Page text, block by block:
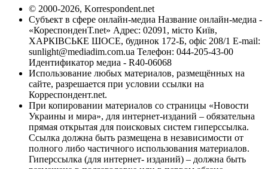
© 2000-2026, Korrespondent.net
Субъект в сфере онлайн-медиа Название онлайн-медиа -
«КореспонденТ.net» Адрес: 02091, місто Київ,
ХАРКІВСЬКЕ ШОСЕ, будинок 172-Б, офіс 208/1 E-mail:
sunlight@mediadim.com.ua Телефон: 044-205-43-00
Идентификатор медиа - R40-06068
Использование любых материалов, размещённых на
сайте, разрешается при условии ссылки на
Корреспондент.net.
При копировании материалов со страницы «Новости
Украины и мира», для интернет-изданий – обязательна
прямая открытая для поисковых систем гиперссылка.
Ссылка должна быть размещена в независимости от
полного либо частичного использования материалов.
Гиперссылка (для интернет- изданий) – должна быть